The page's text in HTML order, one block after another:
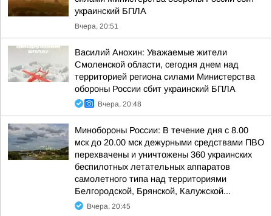
украинский БПЛА
Вчера, 20:51
Василий Анохин: Уважаемые жители
Смоленской области, сегодня днем над
территорией региона силами Министерства
обороны России сбит украинский БПЛА
Вчера, 20:48
Минобороны России: В течение дня с 8.00
мск до 20.00 мск дежурными средствами ПВО
перехвачены и уничтожены 360 украинских
беспилотных летательных аппаратов
самолетного типа над территориями
Белгородской, Брянской, Калужской...
Вчера, 20:45